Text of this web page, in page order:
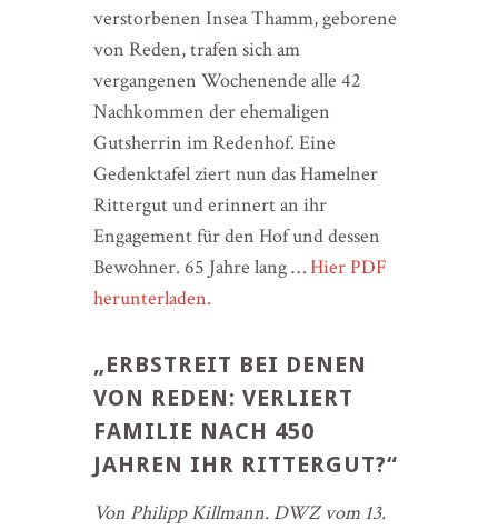
verstorbenen Insea Thamm, geborene
von Reden, trafen sich am
vergangenen Wochenende alle 42
Nachkommen der ehemaligen
Gutsherrin im Redenhof. Eine
Gedenktafel ziert nun das Hamelner
Rittergut und erinnert an ihr
Engagement für den Hof und dessen
Bewohner. 65 Jahre lang …Hier PDF
herunterladen.
„ERBSTREIT BEI DENEN
VON REDEN: VERLIERT
FAMILIE NACH 450
JAHREN IHR RITTERGUT?“
Von Philipp Killmann. DWZ vom 13.